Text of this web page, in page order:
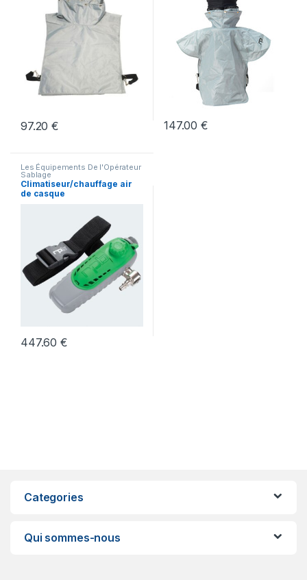
97.20€ 147.00€
Les Équipements De l'Opérateur
Sablage
Climatiseur/chauffage air
de casque
447.60€
Categories
Qui sommes-nous